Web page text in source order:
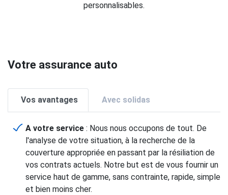
personnalisables.
Votre assurance auto
Vos avantages Avec solidas
A votre service : Nous nous occupons de tout. De
l'analyse de votre situation, à la recherche de la
couverture appropriée en passant par la résiliation de
vos contrats actuels. Notre but est de vous fournir un
service haut de gamme, sans contrainte, rapide, simple
et bien moins cher.